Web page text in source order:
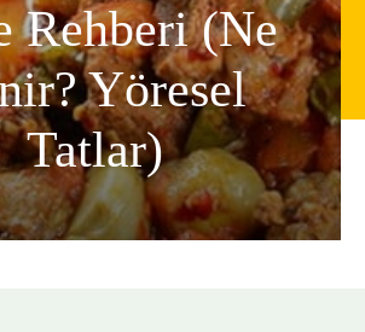
Rehberi (Ne
Yöresel
Tatlar)